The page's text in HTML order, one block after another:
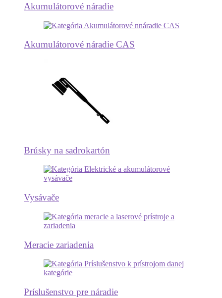
Akumulátorové náradie
Akumulátorové náradie CAS
Brúsky na sadrokartón
Vysávače
Meracie zariadenia
Príslušenstvo pre náradie